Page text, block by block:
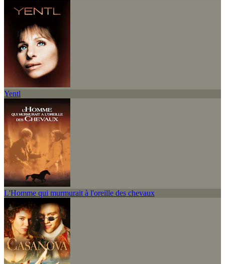
Yentl
L'Homme qui murmurait à l'oreille des chevaux